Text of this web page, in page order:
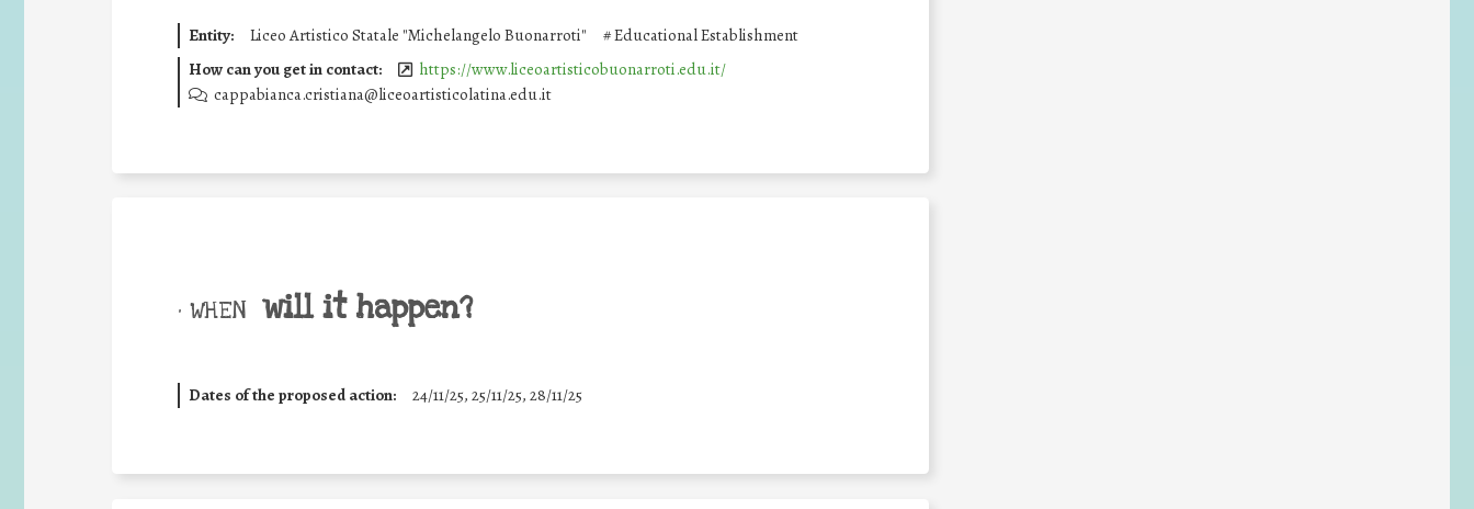
Entity: Liceo Artistico Statale "Michelangelo Buonarroti" #Educational Establishment
How can you get in contact:
https://www.liceoartisticobuonarroti.edu.it/
cappabianca.cristiana@liceoartisticolatina.edu.it
• WHEN will it happen?
Dates of the proposed action: 24/11/25, 25/11/25, 28/11/25